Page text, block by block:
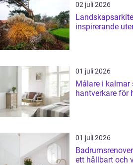
02 juli 2026
inspirerande
01 juli 2026
Målare i kalmar så väljer du rätt
hantverkare för
01 juli 2026
Badrumsrenovering
ett hållbart och